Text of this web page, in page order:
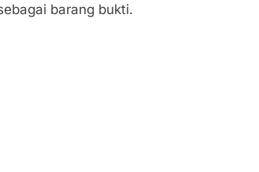
barang bukti.